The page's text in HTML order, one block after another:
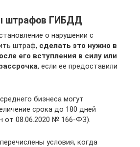
штрафов ГИБДД
о нарушении с
штраф, сделать это нужно в
его вступления в силу или
, если ее предоставили
бизнеса могут
срока до 180 дней
от 08.06.2020 № 166-ФЗ).
условия, когда